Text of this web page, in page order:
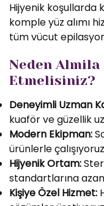
Hijyenik koşullarda
komple yüz alımı
tüm vücut
Neden
Etmelisiniz?
Deneyimli Uzman
kuaför ve güzellik
Modern Ekipman:
ürünlerle
Hijyenik Ortam:
standartlarına
Kişiye Özel Hizmet: